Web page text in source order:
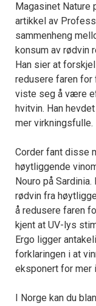
Magasinet Nature
artikkel av
sammenheng
konsum av rødvin
Han sier at
redusere faren for
viste seg å være
hvitvin. Han
mer virkningsfulle.
Corder fant disse
høytliggende
Nouro på
rødvin fra
å redusere faren
kjent at UV-lys
Ergo ligger
forklaringen i at
eksponert for mer
I Norge kan du